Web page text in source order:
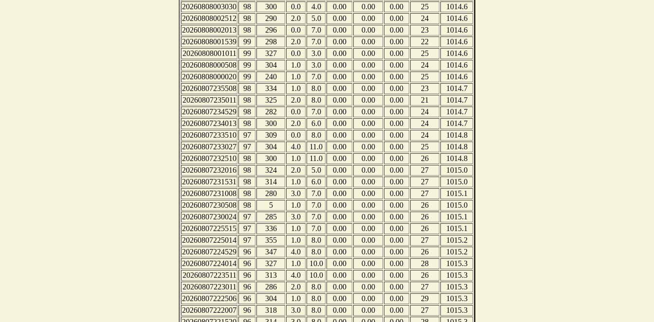
20260808003030
98 300 0.0 4.0 0.00 0.00 0.00 25
1014.6
20260808002512
98 290 2.0 5.0 0.00 0.00 0.00 24
1014.6
20260808002013
98 296 0.0 7.0 0.00 0.00 0.00 23
1014.6
20260808001539
99 298 2.0 7.0 0.00 0.00 0.00 22
1014.6
20260808001011
99 327 0.0 3.0 0.00 0.00 0.00 25
1014.6
20260808000508
99 304 1.0 3.0 0.00 0.00 0.00 24
1014.6
20260808000020
99 240 1.0 7.0 0.00 0.00 0.00 25
1014.6
20260807235508
98 334 1.0 8.0 0.00 0.00 0.00 23
1014.7
20260807235011
98 325 2.0 8.0 0.00 0.00 0.00 21
1014.7
20260807234529
98 282 0.0 7.0 0.00 0.00 0.00 24
1014.7
20260807234013
98 300 2.0 6.0 0.00 0.00 0.00 24
1014.7
20260807233510
97 309 0.0 8.0 0.00 0.00 0.00 24
1014.8
20260807233027
97 304 4.0 11.0 0.00 0.00 0.00 25
1014.8
20260807232510
98 300 1.0 11.0 0.00 0.00 0.00 26
1014.8
20260807232016
98 324 2.0 5.0 0.00 0.00 0.00 27
1015.0
20260807231531
98 314 1.0 6.0 0.00 0.00 0.00 27
1015.0
20260807231008
98 280 3.0 7.0 0.00 0.00 0.00 27
1015.1
20260807230508
98 5 1.0 7.0 0.00 0.00 0.00 26
1015.0
20260807230024
97 285 3.0 7.0 0.00 0.00 0.00 26
1015.1
20260807225515
97 336 1.0 7.0 0.00 0.00 0.00 26
1015.1
20260807225014
97 355 1.0 8.0 0.00 0.00 0.00 27
1015.2
20260807224529
96 347 4.0 8.0 0.00 0.00 0.00 26
1015.2
20260807224014
96 327 1.0 10.0 0.00 0.00 0.00 28
1015.3
20260807223511
96 313 4.0 10.0 0.00 0.00 0.00 26
1015.3
20260807223011
96 286 2.0 8.0 0.00 0.00 0.00 27
1015.3
20260807222506
96 304 1.0 8.0 0.00 0.00 0.00 29
1015.3
20260807222007
96 318 3.0 8.0 0.00 0.00 0.00 27
1015.3